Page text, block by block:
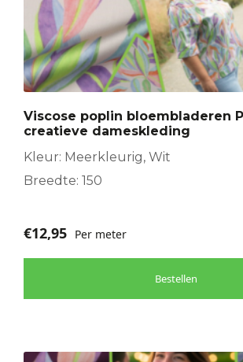
Viscose poplin bloembladeren
creatieve dameskleding
Kleur: Meerkleurig, Wit
Breedte: 150
€12,95 Per meter
Bestellen